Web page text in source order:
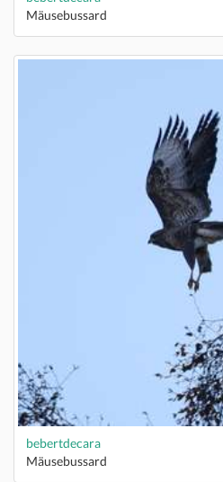
Mäusebussard
bebertdecara
Mäusebussard